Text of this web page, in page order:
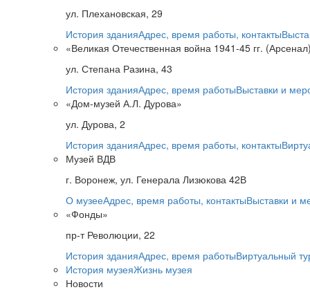
ул. Плехановская, 29
История зданияАдрес, время работы, контакты
«Великая Отечественная война 1941-45 гг.
ул. Степана Разина, 43
История зданияАдрес, время работыВыставки и
«Дом-музей А.Л. Дурова»
ул. Дурова, 2
История зданияАдрес, время работы, контакты
Музей ВДВ
г. Воронеж, ул. Генерала Лизюкова 42В
О музееАдрес, время работы, контактыВыставки и
«Фонды»
пр-т Революции, 22
История зданияАдрес, время работыВиртуальный
История музеяЖизнь музея
Новости